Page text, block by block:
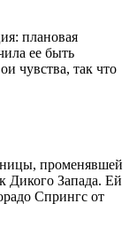
плановая
ее быть
чувства, так что
променявшей
Дикого Запада. Ей
Спрингс от